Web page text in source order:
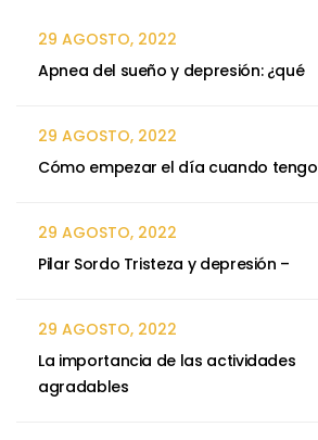
29 AGOSTO, 2022
Apnea del sueño y depresión: ¿qué
29 AGOSTO, 2022
Cómo empezar el día cuando tengo
29 AGOSTO, 2022
Pilar Sordo Tristeza y depresión –
29 AGOSTO, 2022
La importancia de las actividades
agradables